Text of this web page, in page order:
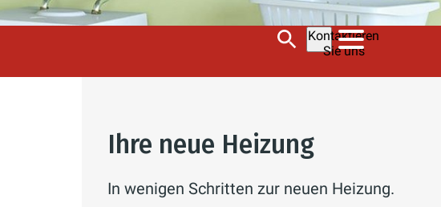
Kontaktieren
Sie uns
Ihre neue Heizung
In wenigen Schritten zur neuen Heizung.